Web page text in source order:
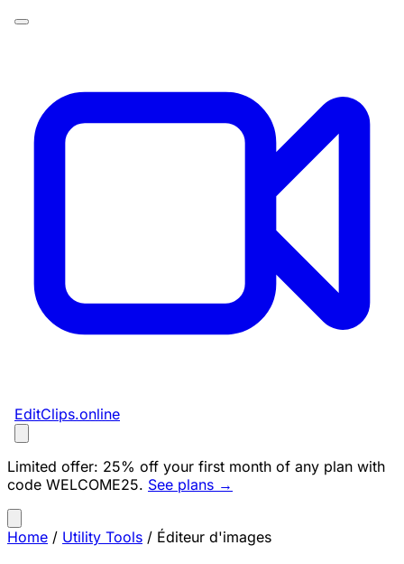
EditClips.online
Limited offer: 25% off your first month of any plan with
code WELCOME25. See plans →
Home / Utility Tools / Éditeur d'images